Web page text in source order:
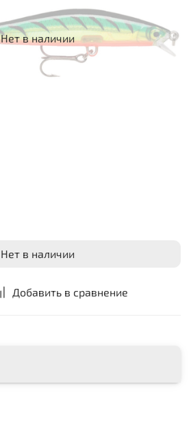
Добавить в сравнение
Нет в наличии
Нет в наличии